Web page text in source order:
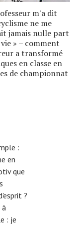
m'a dit
ne me
jamais nulle part
» – comment
a transformé
en classe en
de championnat
:
en
que
?
: je